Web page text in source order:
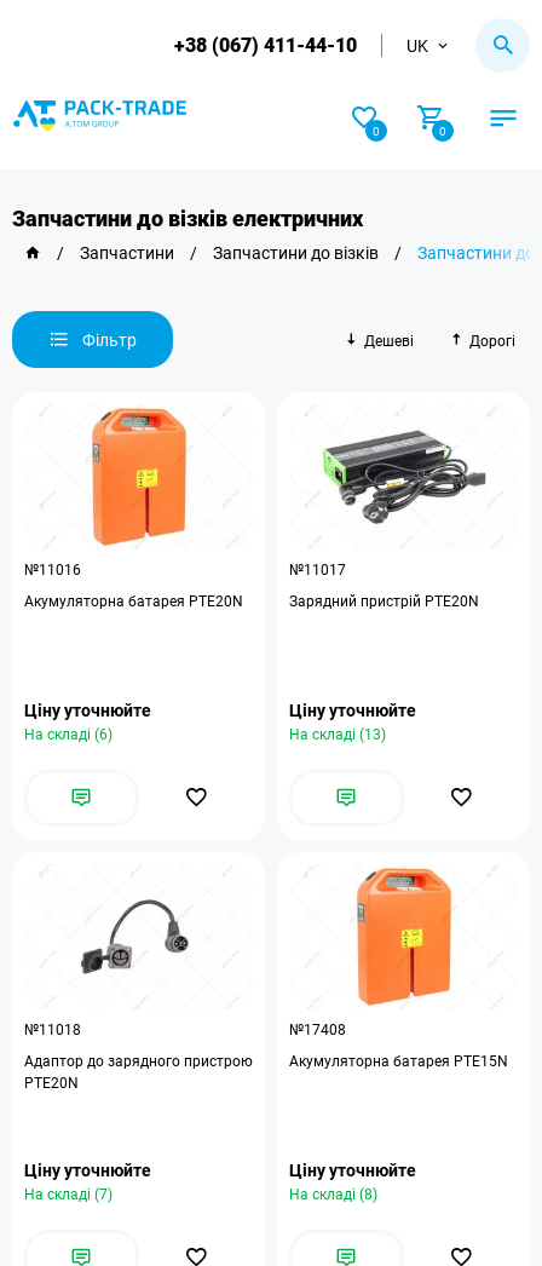
+38 (067) 411-44-10 UK
0 0
Запчастини до візків електричних
/ Запчастини / Запчастини до візків / Запчастини до
Фільтр Дешеві Дорогі
№11016
Акумуляторна батарея PTE20N
Ціну уточнюйте
На складі (6)
№11017
Зарядний пристрій PTE20N
Ціну уточнюйте
На складі (13)
№11018
Адаптор до зарядного пристрою
PTE20N
Ціну уточнюйте
На складі (7)
№17408
Акумуляторна батарея PTE15N
Ціну уточнюйте
На складі (8)